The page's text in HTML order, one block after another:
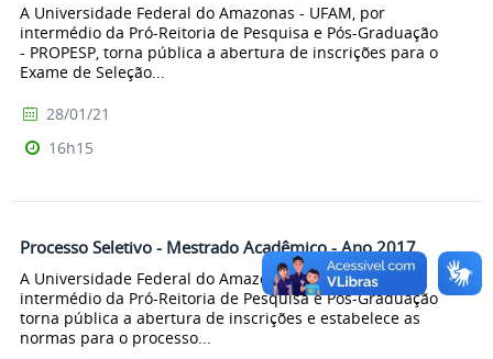
A Universidade Federal do Amazonas - UFAM, por
intermédio da Pró-Reitoria de Pesquisa e Pós-Graduação
- PROPESP, torna pública a abertura de inscrições para o
Exame de Seleção...
28/01/21
16h15
Processo Seletivo - Mestrado Acadêmico - Ano 2017
A Universidade Federal do Amazonas - UFAM, por
intermédio da Pró-Reitoria de Pesquisa e Pós-Graduação
torna pública a abertura de inscrições e estabelece as
normas para o processo...